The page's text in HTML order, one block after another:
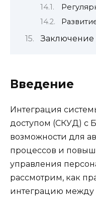
Заключение
Введение
Интеграция
доступом (СКУД) с
возможности для
процессов и
управления
рассмотрим, как
интеграцию между